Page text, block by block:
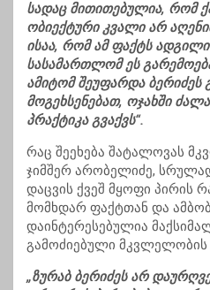
სადაც მითითებულია, რომ
ობიექტური კვალი არ
ისაა, რომ ამ ფაქტს
სასამართლომ ეს
ამიტომ შეუფარდა
მოგეხსენებათ, ოჯახში
პრაქტიკა გვაქვს“.
რაც შეეხება შატალოვას
ჯიმშერ არობელიძე,
დაცვის ქვეშ მყოფი პირის
მომხდარ ფაქტთან და
დაინტერესებულია
გამოძიებული მკვლელობის
„ზურაბ ბერიძეს არ